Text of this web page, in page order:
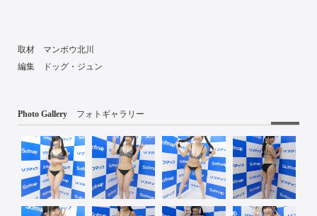
取材 マンボウ北川
編集 ドッグ・ジュン
Photo Gallery フォトギャラリー